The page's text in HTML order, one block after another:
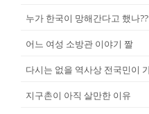
누가 한국이 망해간다고 했나??
어느 여성 소방관 이야기 짤
지구촌이 아직 살만한 이유